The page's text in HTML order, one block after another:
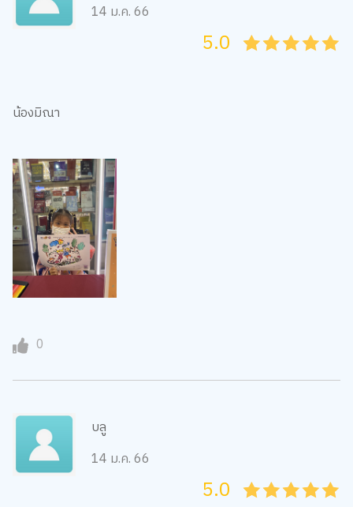
14 ม.ค. 66
45
4
35
3
25
2
15
1
05
5.0
น้องมิณา
0
บลู
14 ม.ค. 66
45
4
35
3
25
2
15
1
05
5.0